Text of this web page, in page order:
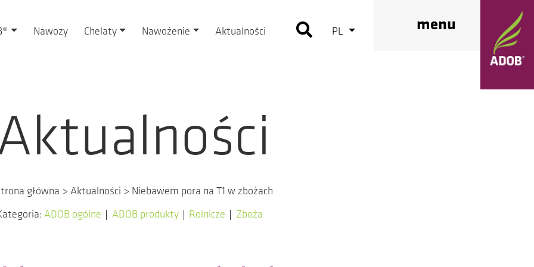
Nawozy Chelaty Nawożenie Aktualności PL menu
główna > Aktualności > Niebawem pora na T1 w zbożach
ADOB ogólne ADOB produkty Rolnicze Zboża